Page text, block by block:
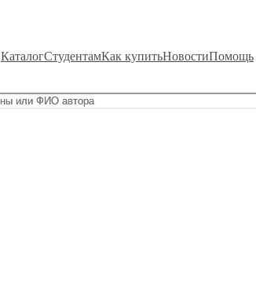
КаталогСтудентамКак купитьНовостиПомощь